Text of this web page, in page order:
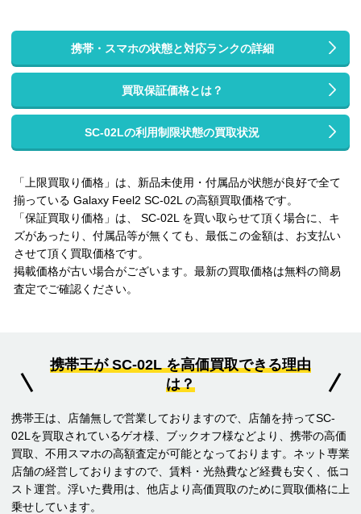
携帯・スマホの状態と対応ランクの詳細
買取保証価格とは？
SC-02Lの利用制限状態の買取状況
「上限買取り価格」は、新品未使用・付属品が状態が良好で全て
揃っている Galaxy Feel2 SC-02L の高額買取価格です。
「保証買取り価格」は、 SC-02L を買い取らせて頂く場合に、キ
ズがあったり、付属品等が無くても、最低この金額は、お支払い
させて頂く買取価格です。
掲載価格が古い場合がございます。最新の買取価格は無料の簡易
査定でご確認ください。
携帯王が SC-02L を高価買取できる理由
は？
携帯王は、店舗無しで営業しておりますので、店舗を持ってSC-
02Lを買取されているゲオ様、ブックオフ様などより、携帯の高価
買取、不用スマホの高額査定が可能となっております。ネット専業
店舗の経営しておりますので、賃料・光熱費など経費も安く、低コ
スト運営。浮いた費用は、他店より高価買取のために買取価格に上
乗せしています。